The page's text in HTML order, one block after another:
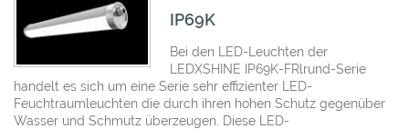
IP69K
Bei den LED-Leuchten der
LEDXSHINE IP69K-FRlrund-Serie
handelt es sich um eine Serie sehr effizienter LED-
Feuchtraumleuchten die durch ihren hohen Schutz gegenüber
Wasser und Schmutz überzeugen. Diese LED-